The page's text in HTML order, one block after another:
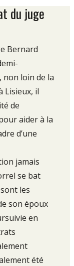
du juge
Bernard
non loin de la
Lisieux, il
de
aider à la
d’une
jamais
se bat
les
son époux
en
été